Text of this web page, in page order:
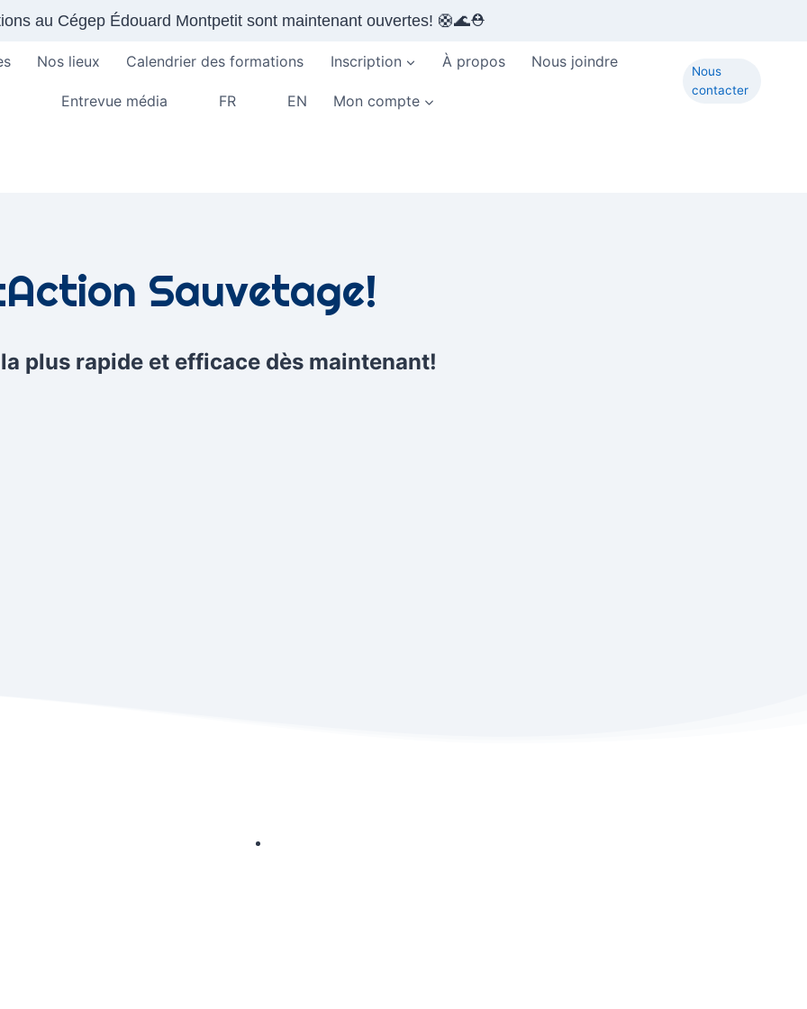
au Cégep Édouard Montpetit sont maintenant ouvertes! 🛟🌊⛑️
Nos lieux Calendrier des formations Inscription À propos Nous joindre
Entrevue média FR EN Mon compte
Nous
contacter
Sauvetage!
plus rapide et efficace dès maintenant!